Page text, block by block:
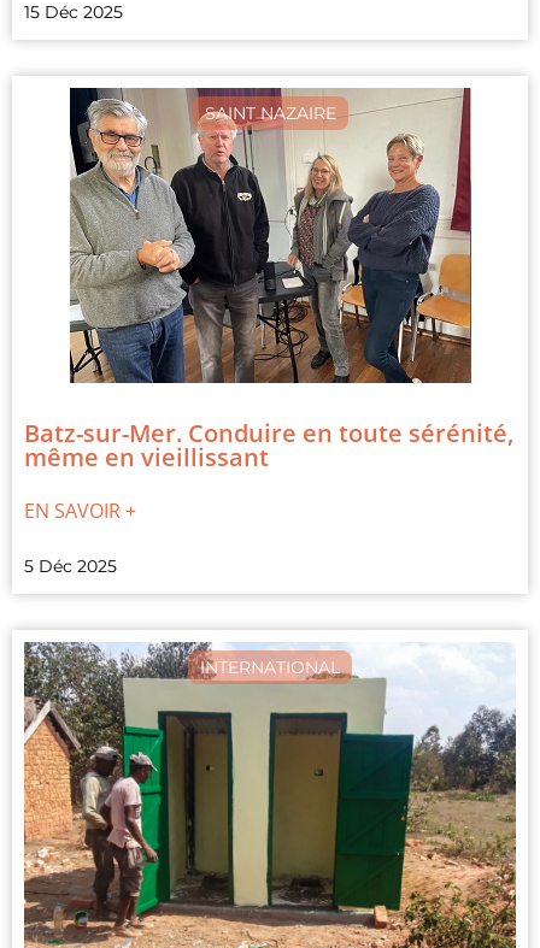
15 Déc 2025
SAINT NAZAIRE
Batz-sur-Mer. Conduire en toute sérénité,
même en vieillissant
EN SAVOIR +
5 Déc 2025
INTERNATIONAL